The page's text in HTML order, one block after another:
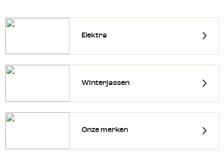
Elektra
Winterjassen
Onze merken